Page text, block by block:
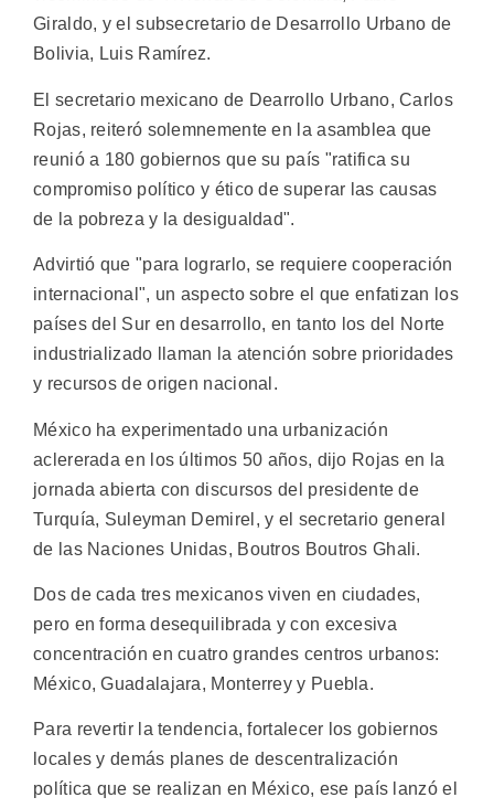
Giraldo, y el subsecretario de Desarrollo Urbano de
Bolivia, Luis Ramírez.
El secretario mexicano de Dearrollo Urbano, Carlos
Rojas, reiteró solemnemente en la asamblea que
reunió a 180 gobiernos que su país "ratifica su
compromiso político y ético de superar las causas
de la pobreza y la desigualdad".
Advirtió que "para lograrlo, se requiere cooperación
internacional", un aspecto sobre el que enfatizan los
países del Sur en desarrollo, en tanto los del Norte
industrializado llaman la atención sobre prioridades
y recursos de origen nacional.
México ha experimentado una urbanización
aclererada en los últimos 50 años, dijo Rojas en la
jornada abierta con discursos del presidente de
Turquía, Suleyman Demirel, y el secretario general
de las Naciones Unidas, Boutros Boutros Ghali.
Dos de cada tres mexicanos viven en ciudades,
pero en forma desequilibrada y con excesiva
concentración en cuatro grandes centros urbanos:
México, Guadalajara, Monterrey y Puebla.
Para revertir la tendencia, fortalecer los gobiernos
locales y demás planes de descentralización
política que se realizan en México, ese país lanzó el